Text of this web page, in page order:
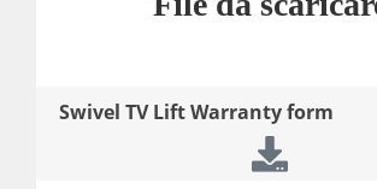
Swivel TV Lift Warranty form